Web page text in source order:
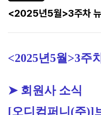
<2025년5월>3주차 뉴
<2025년5월>3주
➤ 회원사 소식
[오디컴퍼니(주)]